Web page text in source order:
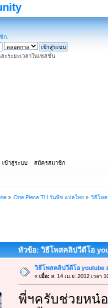
ก
ะระยะเวลาในเซสชั่น
เข้าสู่ระบบ สมัครสมาชิก
» One Piece TH วันพีช แปลไทย» วิธีโพส
หัวข้อ: วิธีโพสคลิปวีดีโอ
วิธีโพสคลิปวีดีโอ youtube
« เมื่อ: ส. 14 เม.ย. 2012 เวลา
พี่ฯครับช่วยหน๋